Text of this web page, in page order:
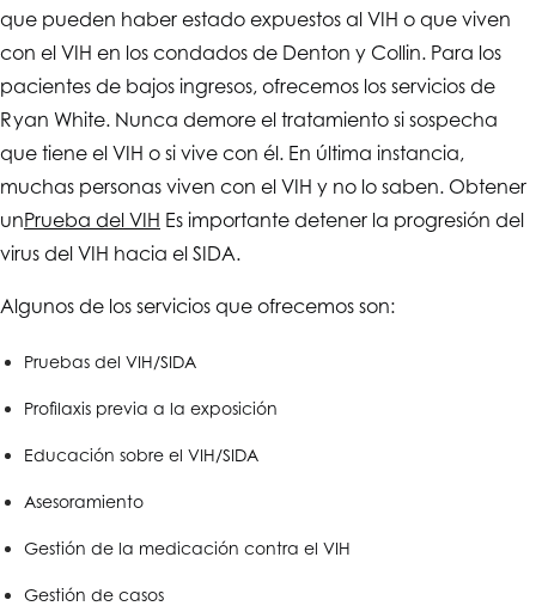
que pueden haber estado expuestos al VIH o que viven
con el VIH en los condados de Denton y Collin. Para los
pacientes de bajos ingresos, ofrecemos los servicios de
Ryan White. Nunca demore el tratamiento si sospecha
que tiene el VIH o si vive con él. En última instancia,
muchas personas viven con el VIH y no lo saben. Obtener
unPrueba del VIH Es importante detener la progresión del
virus del VIH hacia el SIDA.
Algunos de los servicios que ofrecemos son:
Pruebas del VIH/SIDA
Profilaxis previa a la exposición
Educación sobre el VIH/SIDA
Asesoramiento
Gestión de la medicación contra el VIH
Gestión de casos